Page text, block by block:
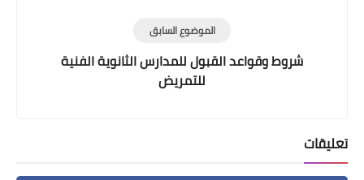
الموضوع السابق
شروط وقواعد القبول للمدارس الثانوية الفنية
للتمريض
تعليقات